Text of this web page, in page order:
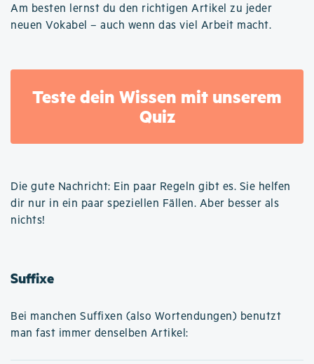
Am besten lernst du den richtigen Artikel zu jeder
neuen Vokabel – auch wenn das viel Arbeit macht.
Teste dein Wissen mit unserem
Quiz
Die gute Nachricht: Ein paar Regeln gibt es. Sie helfen
dir nur in ein paar speziellen Fällen. Aber besser als
nichts!
Suffixe
Bei manchen Suffixen (also Wortendungen) benutzt
man fast immer denselben Artikel: